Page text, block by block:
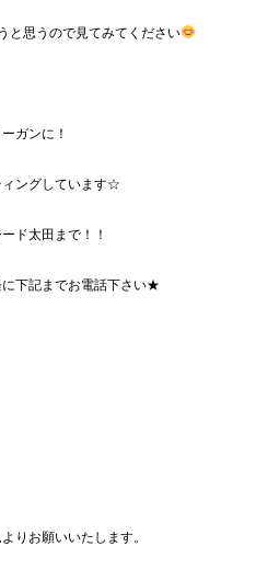
と思うので見てみてください
ガンに！
ングしています☆
ド太田まで！！
下記までお電話下さい★
りお願いいたします。